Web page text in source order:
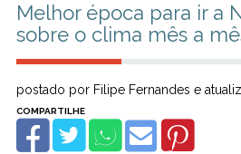
Melhor época para ir a
sobre o clima mês a
postado por Filipe Fernandes e